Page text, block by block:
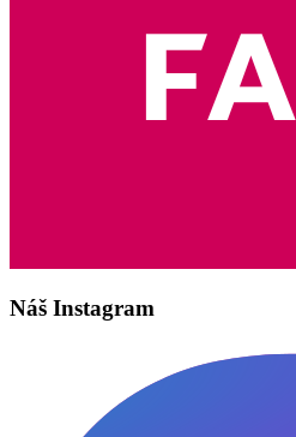
Náš Instagram